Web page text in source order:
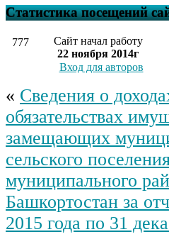
Статистика посещений
777
Сайт начал работу
22 ноября 2014г
Вход для авторов
« Сведения о
обязательствах
замещающих
сельского
муниципального
Башкортостан за
2015 года по 31